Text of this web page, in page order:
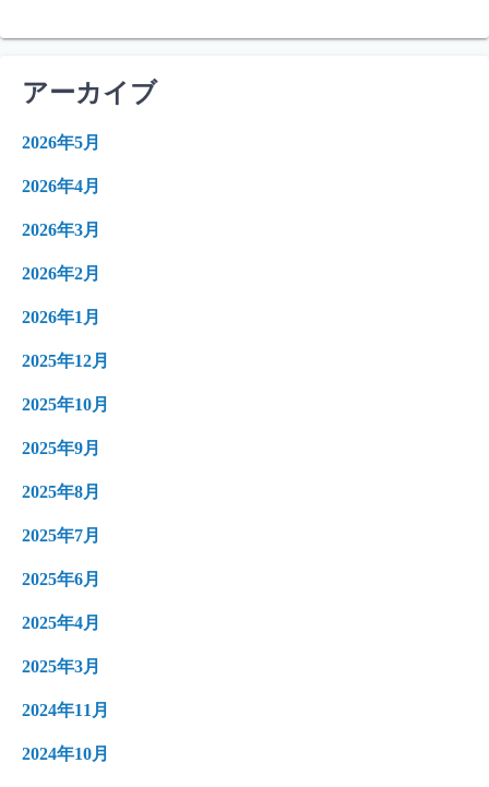
アーカイブ
2026年5月
2026年4月
2026年3月
2026年2月
2026年1月
2025年12月
2025年10月
2025年9月
2025年8月
2025年7月
2025年6月
2025年4月
2025年3月
2024年11月
2024年10月